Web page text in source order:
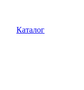
Каталог